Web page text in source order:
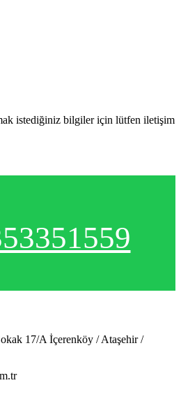
istediğiniz bilgiler için lütfen iletişim
17/A İçerenköy / Ataşehir /